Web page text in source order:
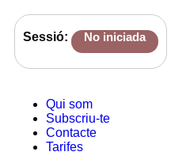
Sessió: No iniciada
Qui som
Subscriu-te
Contacte
Tarifes